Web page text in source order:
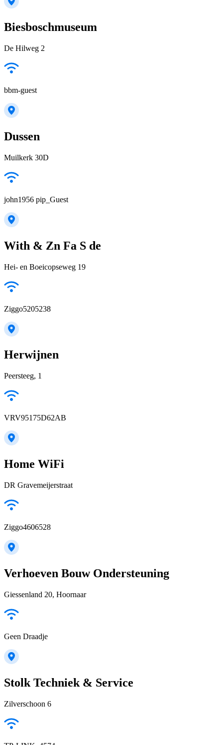
Biesboschmuseum
De Hilweg 2
bbm-guest
Dussen
Muilkerk 30D
john1956 pip_Guest
With & Zn Fa S de
Hei- en Boeicopseweg 19
Ziggo5205238
Herwijnen
Peersteeg, 1
VRV95175D62AB
Home WiFi
DR Gravemeijerstraat
Ziggo4606528
Verhoeven Bouw Ondersteuning
Giessenland 20, Hoornaar
Geen Draadje
Stolk Techniek & Service
Zilverschoon 6